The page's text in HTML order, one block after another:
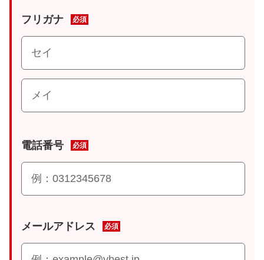
フリガナ 必須
電話番号 必須
メールアドレス 必須